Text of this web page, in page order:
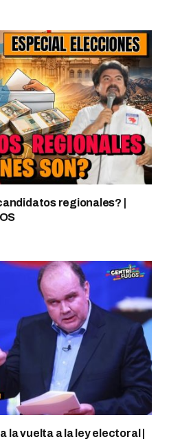
regionales? |
la vuelta a la ley electoral |